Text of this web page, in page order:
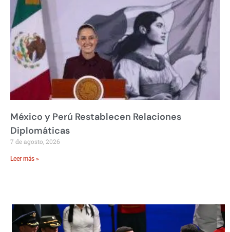
México y Perú Restablecen Relaciones
Diplomáticas
7 de agosto, 2026
Leer más »